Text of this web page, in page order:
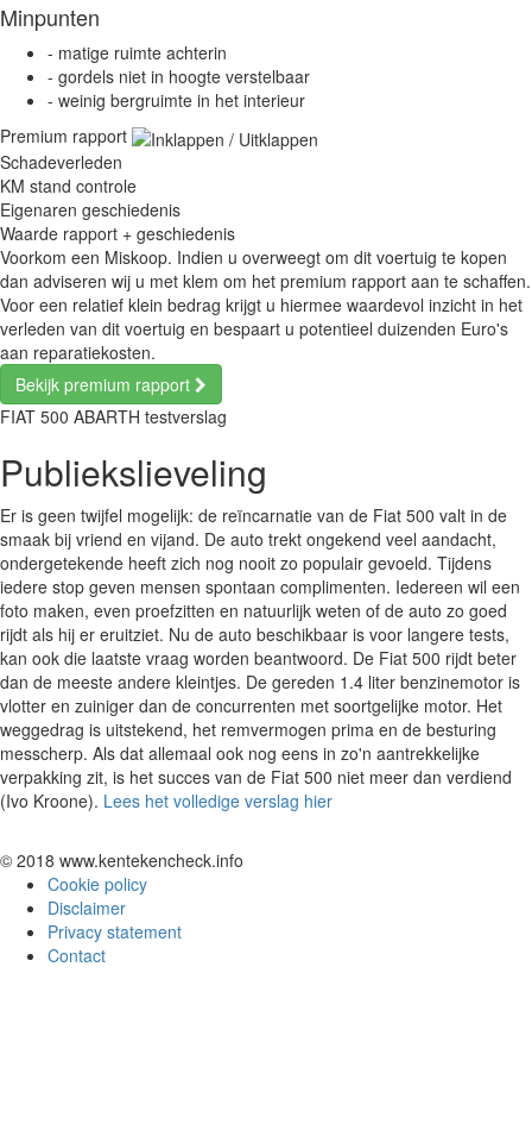
Minpunten
- matige ruimte achterin
- gordels niet in hoogte verstelbaar
- weinig bergruimte in het interieur
Premium rapport
Schadeverleden
KM stand controle
Eigenaren geschiedenis
Waarde rapport + geschiedenis
Voorkom een Miskoop. Indien u overweegt om dit voertuig te kopen
dan adviseren wij u met klem om het premium rapport aan te schaffen.
Voor een relatief klein bedrag krijgt u hiermee waardevol inzicht in het
verleden van dit voertuig en bespaart u potentieel duizenden Euro's
aan reparatiekosten.
Bekijk premium rapport
FIAT 500 ABARTH testverslag
Publiekslieveling
Er is geen twijfel mogelijk: de reïncarnatie van de Fiat 500 valt in de
smaak bij vriend en vijand. De auto trekt ongekend veel aandacht,
ondergetekende heeft zich nog nooit zo populair gevoeld. Tijdens
iedere stop geven mensen spontaan complimenten. Iedereen wil een
foto maken, even proefzitten en natuurlijk weten of de auto zo goed
rijdt als hij er eruitziet. Nu de auto beschikbaar is voor langere tests,
kan ook die laatste vraag worden beantwoord. De Fiat 500 rijdt beter
dan de meeste andere kleintjes. De gereden 1.4 liter benzinemotor is
vlotter en zuiniger dan de concurrenten met soortgelijke motor. Het
weggedrag is uitstekend, het remvermogen prima en de besturing
messcherp. Als dat allemaal ook nog eens in zo'n aantrekkelijke
verpakking zit, is het succes van de Fiat 500 niet meer dan verdiend
(Ivo Kroone). Lees het volledige verslag hier
© 2018 www.kentekencheck.info
Cookie policy
Disclaimer
Privacy statement
Contact